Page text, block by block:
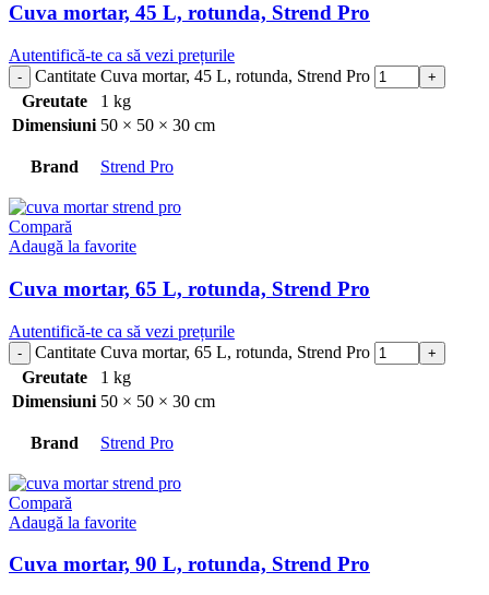
Cuva mortar, 45 L, rotunda, Strend Pro
Autentifică-te ca să vezi prețurile
Cantitate Cuva mortar, 45 L, rotunda, Strend Pro
Greutate
1 kg
Dimensiuni 50 × 50 × 30 cm
Brand Strend Pro
Compară
Adaugă la favorite
Cuva mortar, 65 L, rotunda, Strend Pro
Autentifică-te ca să vezi prețurile
Cantitate Cuva mortar, 65 L, rotunda, Strend Pro
Greutate
1 kg
Dimensiuni 50 × 50 × 30 cm
Brand Strend Pro
Compară
Adaugă la favorite
Cuva mortar, 90 L, rotunda, Strend Pro